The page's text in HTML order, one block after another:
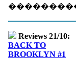
Reviews 21/10:
BACK TO
BROOKLYN #1